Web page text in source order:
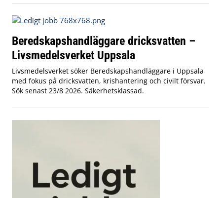
Beredskapshandläggare dricksvatten –
Livsmedelsverket Uppsala
Livsmedelsverket söker Beredskapshandläggare i Uppsala
med fokus på dricksvatten, krishantering och civilt försvar.
Sök senast 23/8 2026. Säkerhetsklassad.